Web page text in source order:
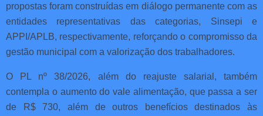
propostas foram construídas em diálogo permanente com as
entidades representativas das categorias, Sinsepi e
APPI/APLB, respectivamente, reforçando o compromisso da
gestão municipal com a valorização dos trabalhadores.
O PL nº 38/2026, além do reajuste salarial, também
contempla o aumento do vale alimentação, que passa a ser
de R$ 730, além de outros benefícios destinados às